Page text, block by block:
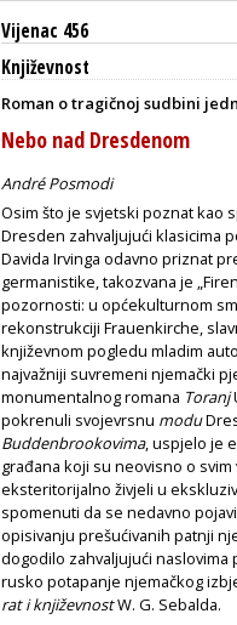
Vijenac 456
Književnost
Roman o tragičnoj sudbini
Nebo nad Dresdenom
André Posmodi
Osim što je svjetski poznat kao
Dresden zahvaljujući klasicima
Davida Irvinga odavno priznat
germanistike, takozvana je
pozornosti: u općekulturnom
rekonstrukciji Frauenkirche,
književnom pogledu mladim
najvažniji suvremeni njemački
monumentalnog romana Toranj
pokrenuli svojevrsnu modu
Buddenbrookovima, uspjelo je
građana koji su neovisno o
eksteritorijalno živjeli u
spomenuti da se nedavno
opisivanju prešućivanih patnji
dogodilo zahvaljujući naslovima
rusko potapanje njemačkog
rat i književnostW. G. Sebalda.